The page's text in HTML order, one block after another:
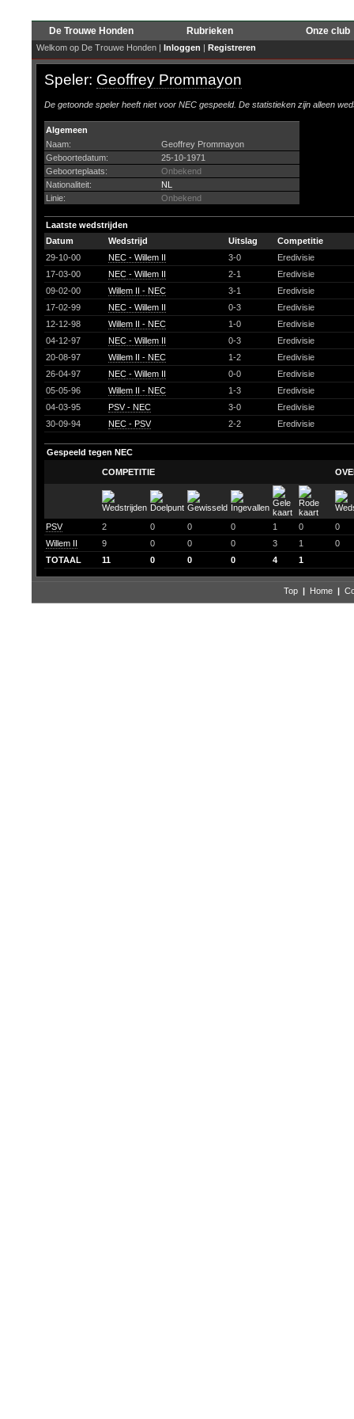
De Trouwe Honden Rubrieken Onze club
Welkom op De Trouwe Honden | Inloggen | Registreren
Speler: Geoffrey Prommayon
De getoonde speler heeft niet voor NEC gespeeld. De statistieken zijn alleen
Algemeen
Naam:
Geoffrey Prommayon
Geboortedatum:
25-10-1971
Geboorteplaats:
Onbekend
Nationaliteit:
NL
Linie:
Onbekend
Laatste wedstrijden
Datum
Wedstrijd Uitslag
Competitie
29-10-00
NEC - Willem II 3-0
Eredivisie
17-03-00
NEC - Willem II 2-1
Eredivisie
09-02-00
Willem II - NEC 3-1
Eredivisie
17-02-99
NEC - Willem II 0-3
Eredivisie
12-12-98
Willem II - NEC 1-0
Eredivisie
04-12-97
NEC - Willem II 0-3
Eredivisie
20-08-97
Willem II - NEC 1-2
Eredivisie
26-04-97
NEC - Willem II 0-0
Eredivisie
05-05-96
Willem II - NEC 1-3
Eredivisie
04-03-95
PSV - NEC 3-0
Eredivisie
30-09-94
NEC - PSV 2-2 Eredivisie
Gespeeld tegen NEC
COMPETITIE
PSV 2 0 0 0 1 0
0
Willem II
9 0 0 0 3 1
0
TOTAAL
11 0 0 0 4 1
Top | Home |